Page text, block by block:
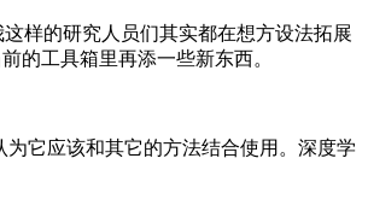
样的研究人员们其实都在想方设法拓展
的工具箱里再添一些新东西。
它应该和其它的方法结合使用。深度学